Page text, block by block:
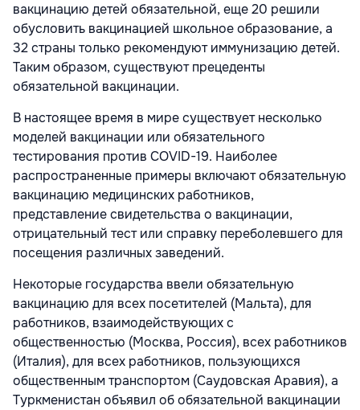
вакцинацию детей обязательной, еще 20 решили
обусловить вакцинацией школьное образование, а
32 страны только рекомендуют иммунизацию детей.
Таким образом, существуют прецеденты
обязательной вакцинации.
В настоящее время в мире существует несколько
моделей вакцинации или обязательного
тестирования против COVID-19. Наиболее
распространенные примеры включают обязательную
вакцинацию медицинских работников,
представление свидетельства о вакцинации,
отрицательный тест или справку переболевшего для
посещения различных заведений.
Некоторые государства ввели обязательную
вакцинацию для всех посетителей (Мальта), для
работников, взаимодействующих с
общественностью (Москва, Россия), всех работников
(Италия), для всех работников, пользующихся
общественным транспортом (Саудовская Аравия), а
Туркменистан объявил об обязательной вакцинации